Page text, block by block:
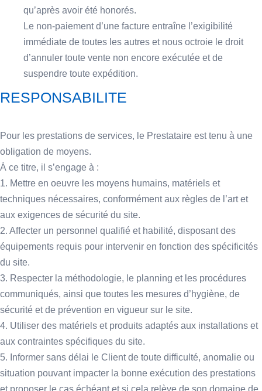
qu’après avoir été honorés.
Le non-paiement d’une facture entraîne l’exigibilité
immédiate de toutes les autres et nous octroie le droit
d’annuler toute vente non encore exécutée et de
suspendre toute expédition.
RESPONSABILITE
Pour les prestations de services, le Prestataire est tenu à une
obligation de moyens.
À ce titre, il s’engage à :
1. Mettre en oeuvre les moyens humains, matériels et
techniques nécessaires, conformément aux règles de l’art et
aux exigences de sécurité du site.
2. Affecter un personnel qualifié et habilité, disposant des
équipements requis pour intervenir en fonction des spécificités
du site.
3. Respecter la méthodologie, le planning et les procédures
communiqués, ainsi que toutes les mesures d’hygiène, de
sécurité et de prévention en vigueur sur le site.
4. Utiliser des matériels et produits adaptés aux installations et
aux contraintes spécifiques du site.
5. Informer sans délai le Client de toute difficulté, anomalie ou
situation pouvant impacter la bonne exécution des prestations
et proposer le cas échéant et si cela relève de son domaine de